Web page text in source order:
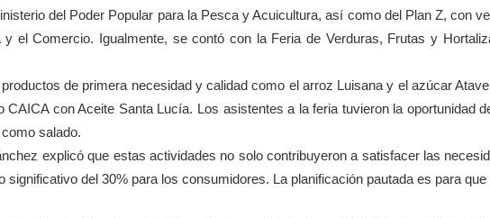
del Poder Popular para la Pesca y Acuicultura, así como del Plan Z, con
y el Comercio. Igualmente, se contó con la Feria de Verduras, Frutas y
de primera necesidad y calidad como el arroz Luisana y el azúcar
CAICA con Aceite Santa Lucía. Los asistentes a la feria tuvieron la oportunidad
salado.
explicó que estas actividades no solo contribuyeron a satisfacer las
significativo del 30% para los consumidores. La planificación pautada es para